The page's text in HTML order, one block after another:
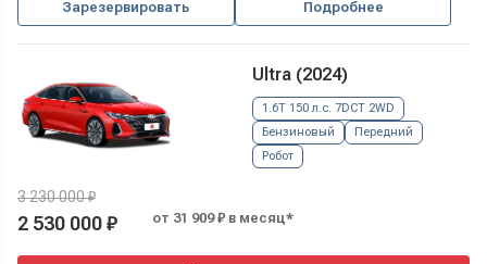
Зарезервировать Подробнее
Ultra (2024)
1.6T 150 л.с. 7DCT 2WD
Бензиновый
Передний
Робот
3 230 000 ₽
2 530 000 ₽ от 31 909 ₽ в месяц*